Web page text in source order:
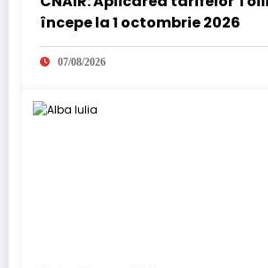
începe la 1 octombrie 2026
07/08/2026